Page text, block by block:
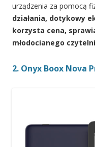
urządzenia za pomocą
działania, dotykowy
korzysta cena,
młodocianego
2. Onyx Boox Nova